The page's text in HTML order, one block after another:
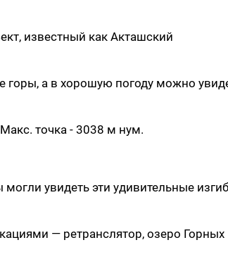
известный как Акташский
а в хорошую погоду можно
точка - 3038 м нум.
увидеть эти удивительные
— ретранслятор, озеро Горных